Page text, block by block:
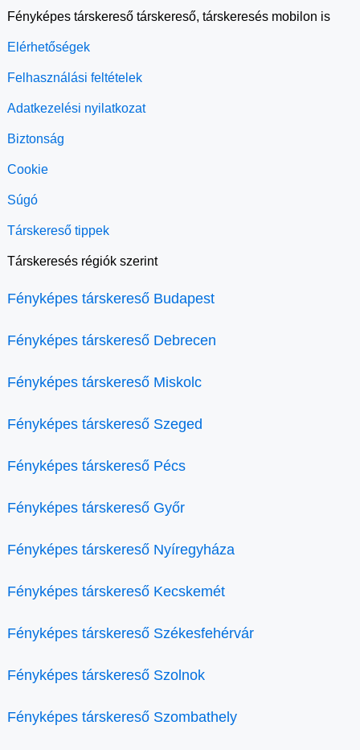
Fényképes társkereső társkereső, társkeresés mobilon is
Elérhetőségek
Felhasználási feltételek
Adatkezelési nyilatkozat
Biztonság
Cookie
Súgó
Társkereső tippek
Társkeresés régiók szerint
Fényképes társkereső Budapest
Fényképes társkereső Debrecen
Fényképes társkereső Miskolc
Fényképes társkereső Szeged
Fényképes társkereső Pécs
Fényképes társkereső Győr
Fényképes társkereső Nyíregyháza
Fényképes társkereső Kecskemét
Fényképes társkereső Székesfehérvár
Fényképes társkereső Szolnok
Fényképes társkereső Szombathely